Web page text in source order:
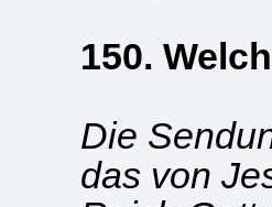
150.
Die
das von